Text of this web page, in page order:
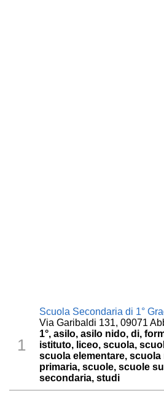
1
Scuola Secondaria di 1°
Via Garibaldi 131, 09071
1°, asilo, asilo nido, di,
istituto, liceo, scuola,
scuola elementare, scuola
primaria, scuole, scuole
secondaria, studi